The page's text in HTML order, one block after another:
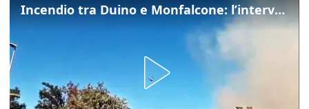
Incendio tra Duino e Monfalcone: l’intervento dei vigili del fuoco